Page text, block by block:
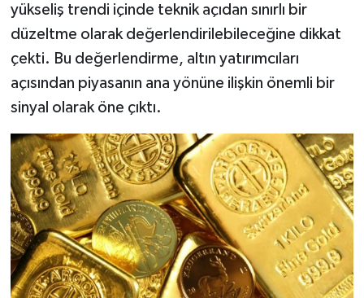
yükseliş trendi içinde teknik açıdan sınırlı bir
düzeltme olarak değerlendirilebileceğine dikkat
çekti. Bu değerlendirme, altın yatırımcıları
açısından piyasanın ana yönüne ilişkin önemli bir
sinyal olarak öne çıktı.
Haber Arşivi